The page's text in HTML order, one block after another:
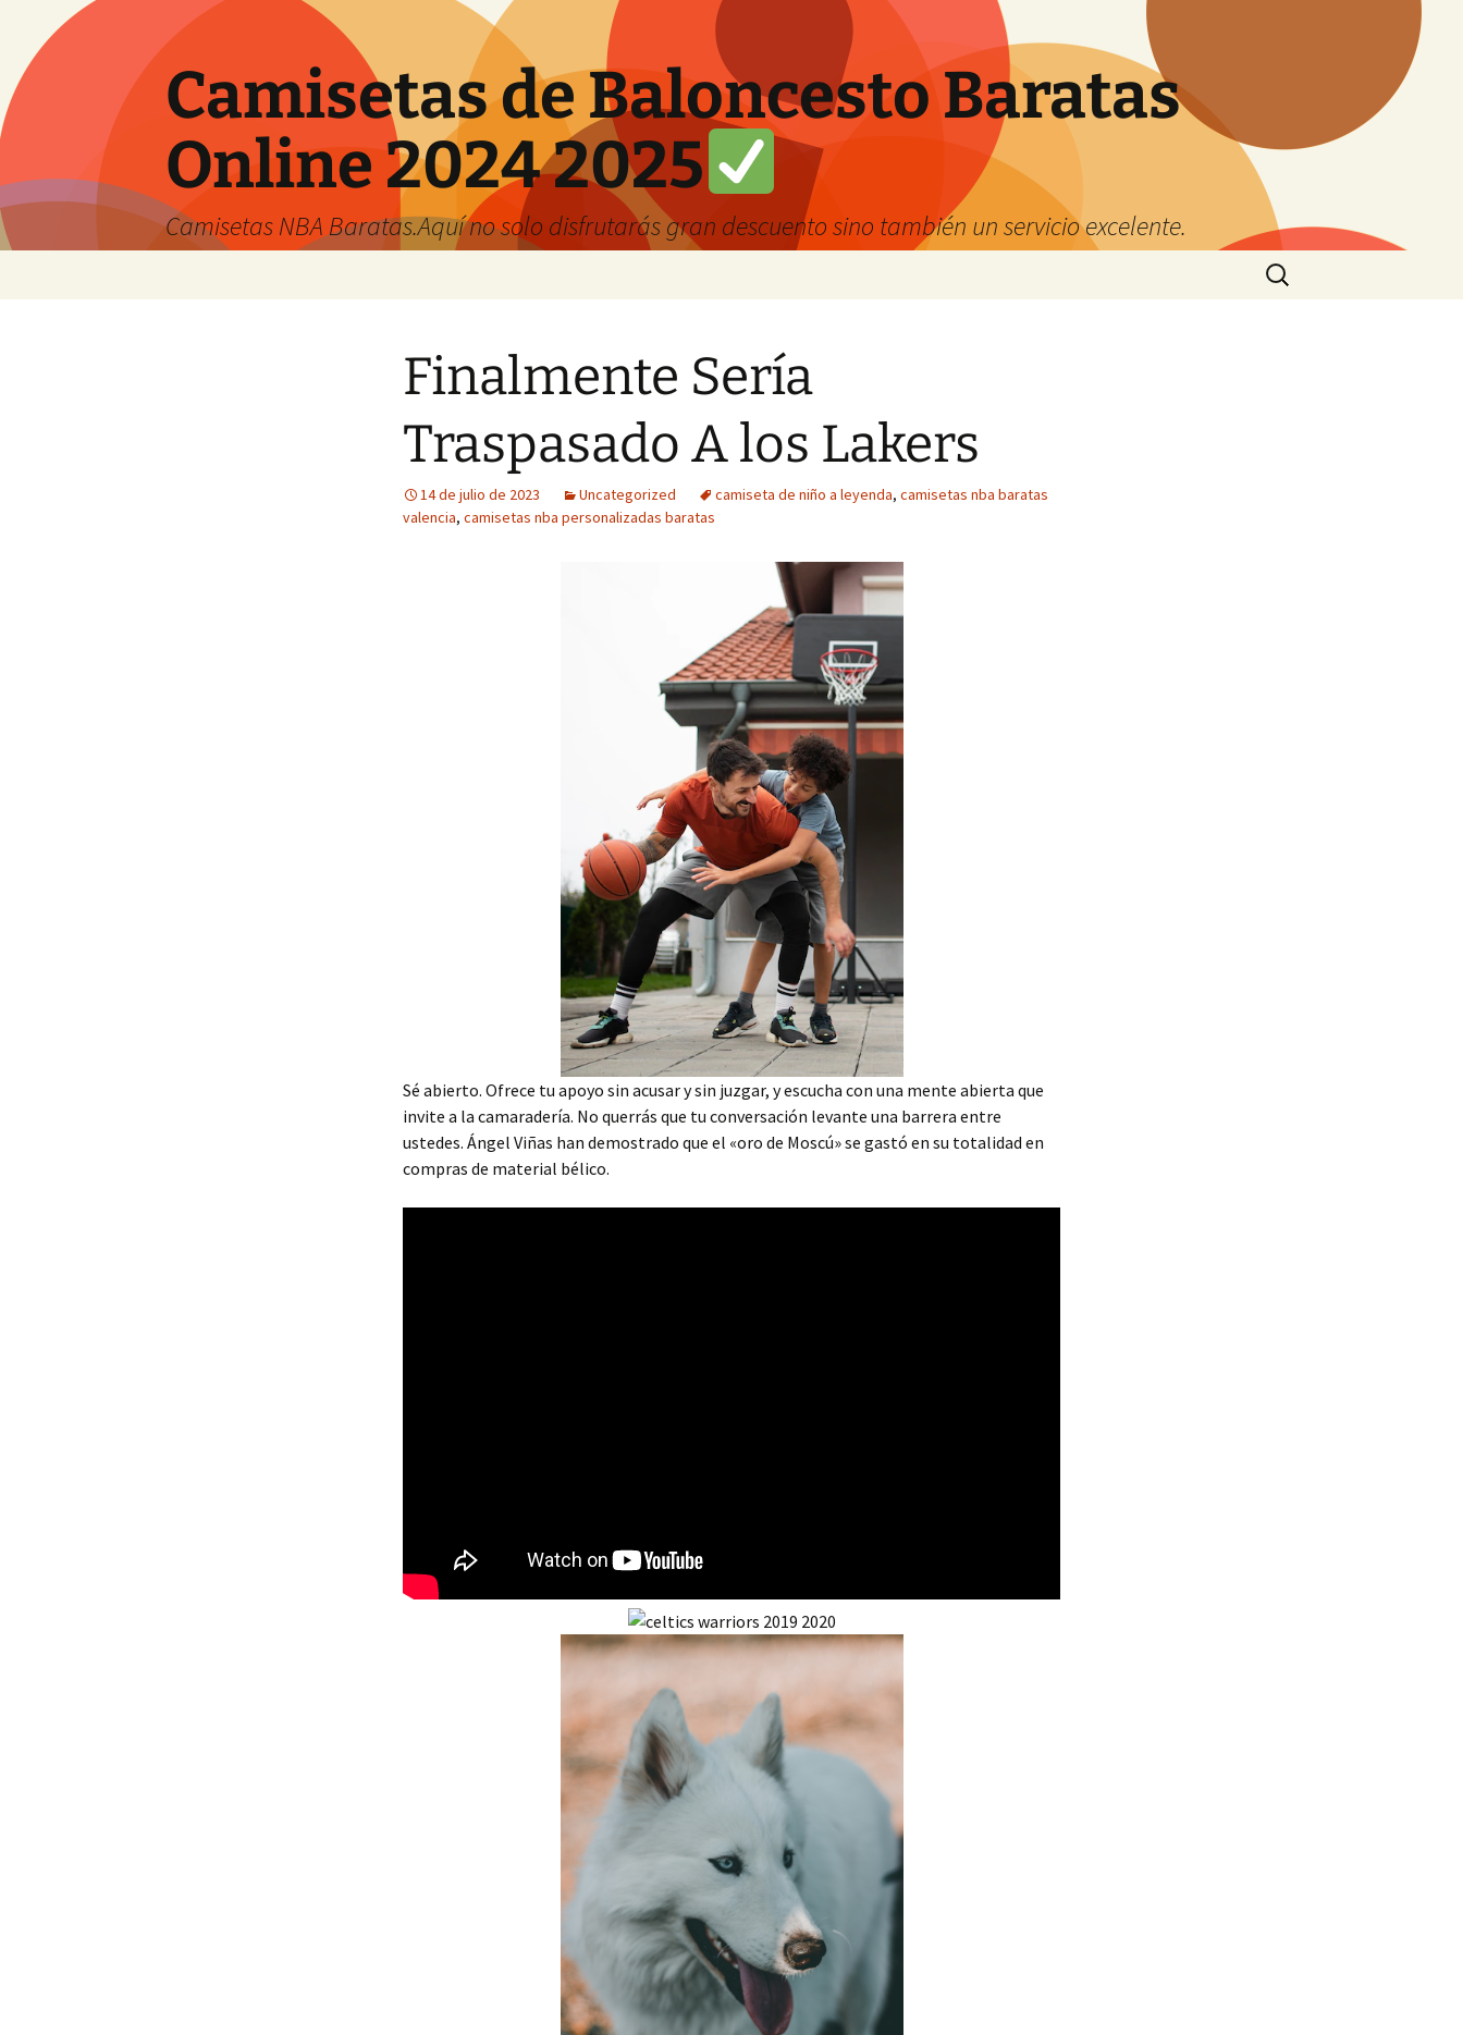
Camisetas de Baloncesto Baratas
Online 2024 2025
Camisetas NBA Baratas.Aquí no solo disfrutarás gran descuento sino también un servicio excelente.
Buscar:
Finalmente Sería
Traspasado A los Lakers
14 de julio de 2023 Uncategorized camiseta de niño a leyenda, camisetas nba baratas
valencia, camisetas nba personalizadas baratas
Sé abierto. Ofrece tu apoyo sin acusar y sin juzgar, y escucha con una mente abierta que
invite a la camaradería. No querrás que tu conversación levante una barrera entre
ustedes. Ángel Viñas han demostrado que el «oro de Moscú» se gastó en su totalidad en
compras de material bélico.